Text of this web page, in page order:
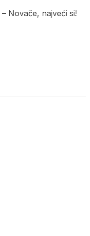
Novače, najveći si!